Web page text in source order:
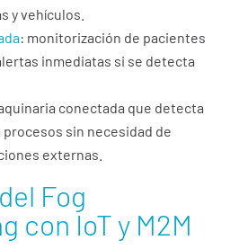
y vehículos.
: monitorización de pacientes
inmediatas si se detecta
conectada que detecta
sin necesidad de
externas.
Fog
con IoT y M2M